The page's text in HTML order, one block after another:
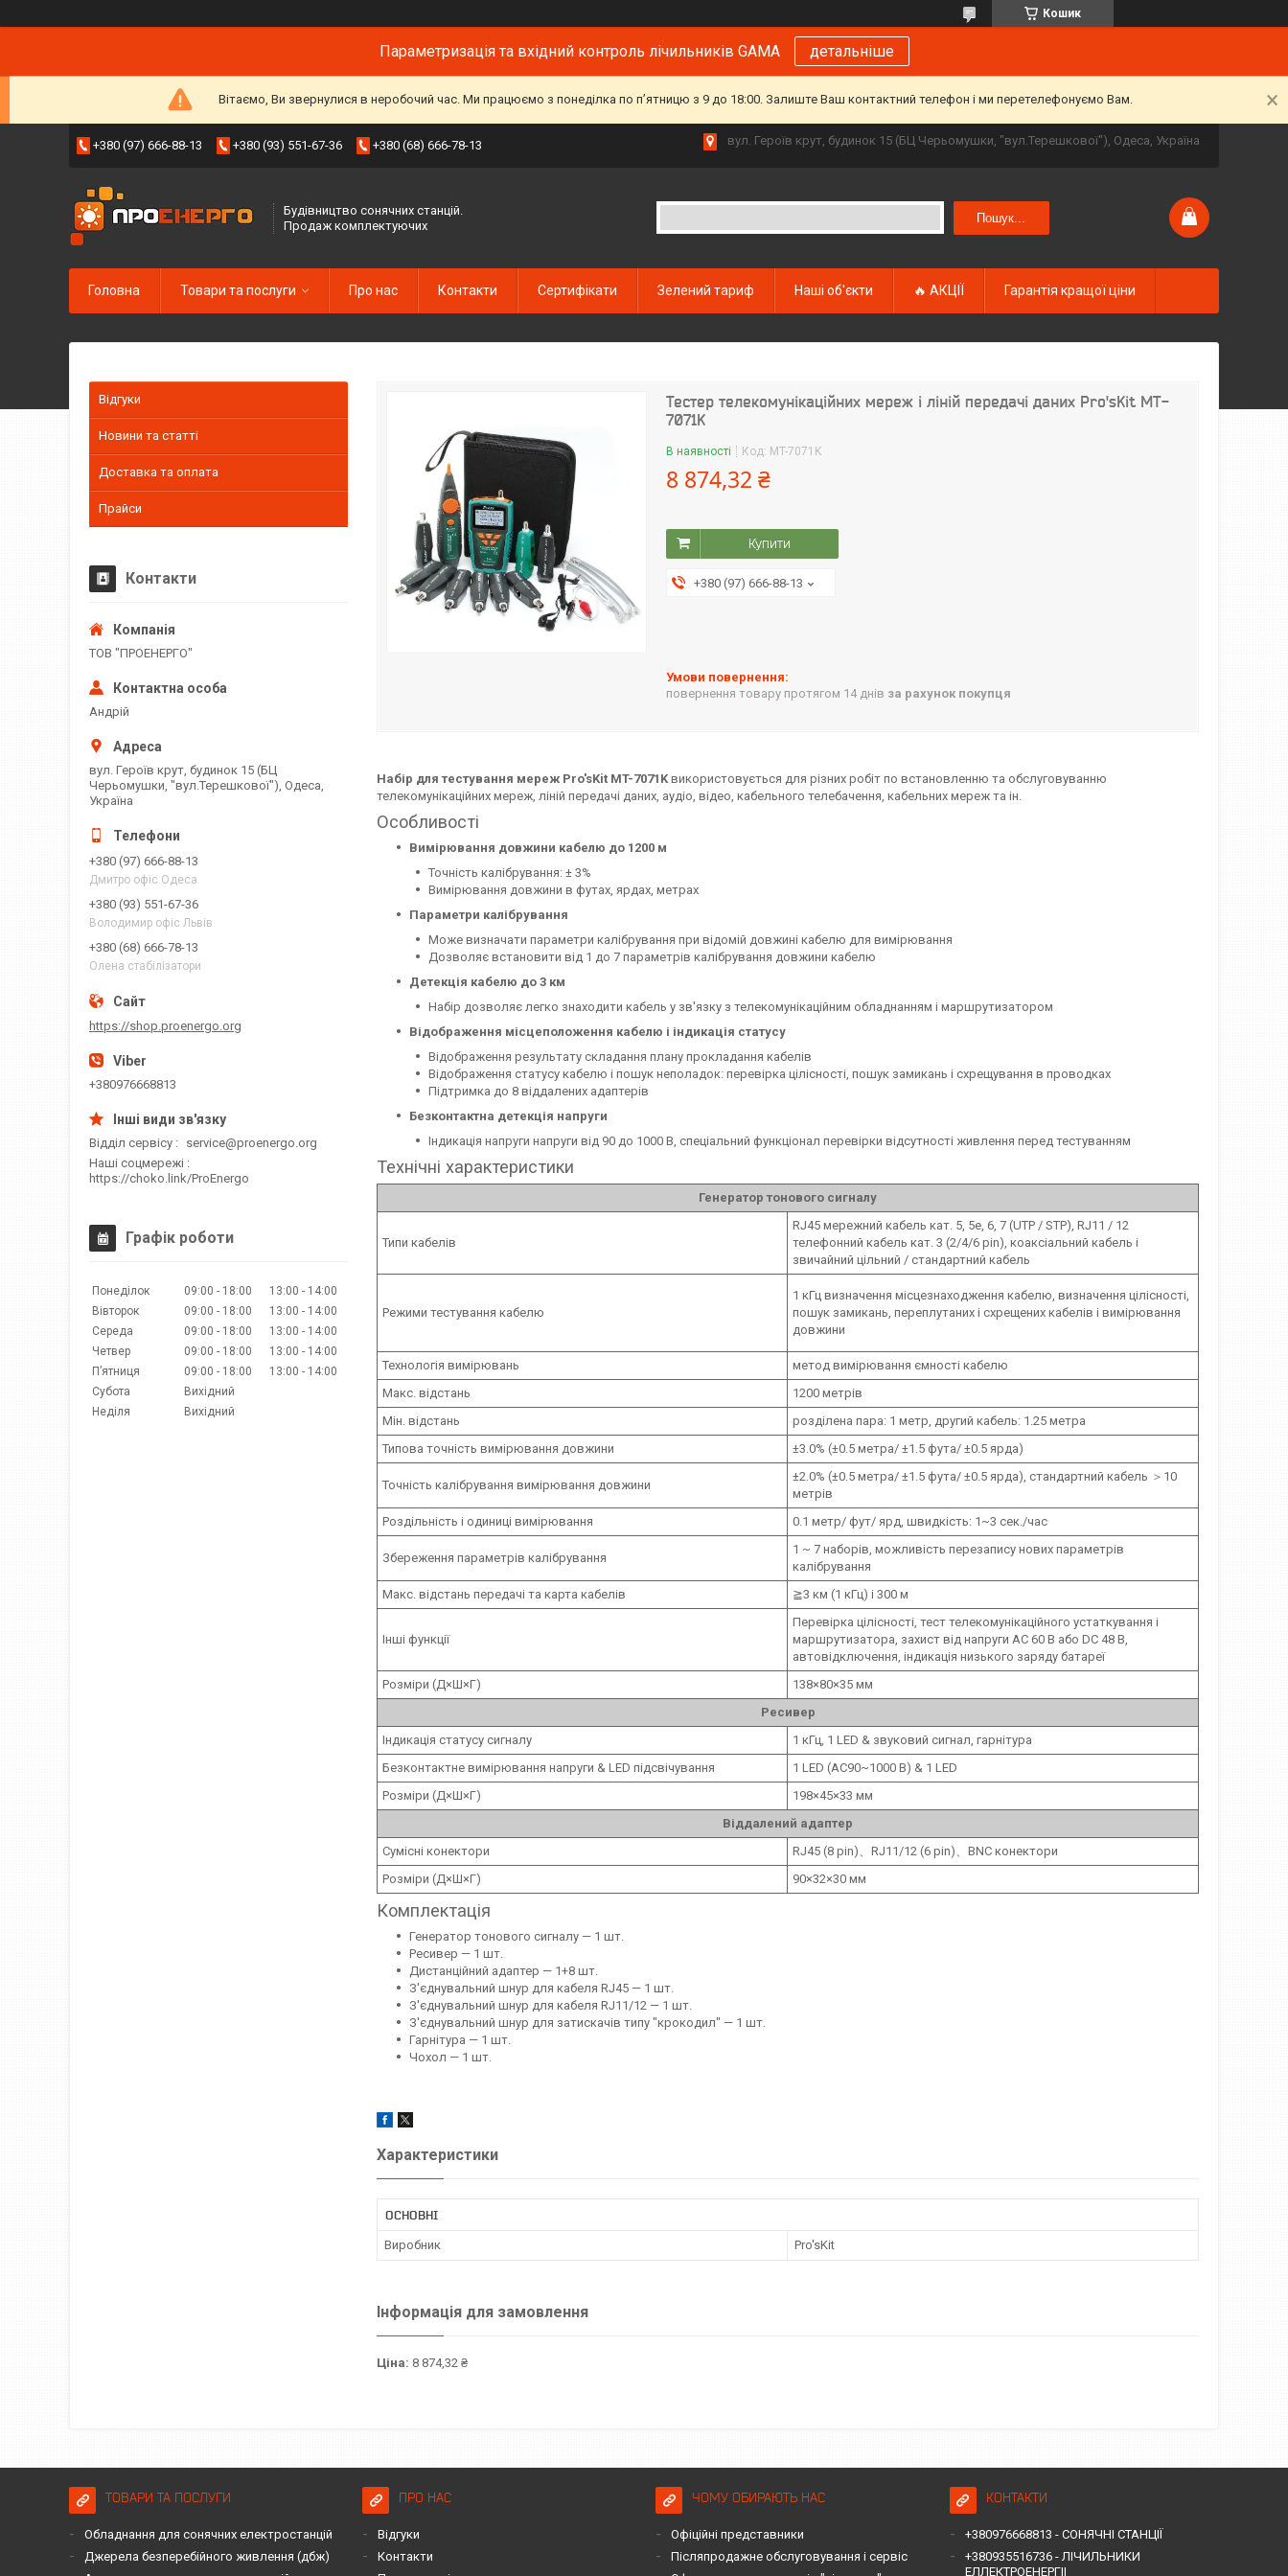
Кошик
Параметризація та вхідний контроль лічильників GAMA детальніше
Вітаємо, Ви звернулися в неробочий час. Ми працюємо з понеділка по пʼятницю з 9 до 18:00. Залиште Ваш контактний телефон і ми перетелефонуємо Вам.
+380 (97) 666-88-13 +380 (93) 551-67-36 +380 (68) 666-78-13 вул. Героїв крут, будинок 15 (БЦ Черьомушки, "вул.Терешкової"), Одеса, Україна
Будівництво сонячних станцій.
Продаж комплектуючих
Пошук...
Головна Товари та послуги Про нас Контакти Сертифікати Зелений тариф Наші об'єкти 🔥 АКЦІЇ Гарантія кращої ціни
Тестер телекомунікаційних мереж і ліній передачі даних Pro'sKit MT-
7071K
В наявності Код: MT-7071K
8 874,32 ₴
Купити
+380 (97) 666-88-13
повернення товару протягом 14 днів за рахунок покупця
Набір для тестування мереж Pro'sKit MT-7071K використовується для різних робіт по встановленню та обслуговуванню
телекомунікаційних мереж, ліній передачі даних, аудіо, відео, кабельного телебачення, кабельних мереж та ін.
Особливості
Вимірювання довжини кабелю до 1200 м
Точність калібрування: ± 3%
Вимірювання довжини в футах, ярдах, метрах
Параметри калібрування
Може визначати параметри калібрування при відомій довжині кабелю для вимірювання
Дозволяє встановити від 1 до 7 параметрів калібрування довжини кабелю
Детекція кабелю до 3 км
Набір дозволяє легко знаходити кабель у зв'язку з телекомунікаційним обладнанням і маршрутизатором
Відображення місцеположення кабелю і індикація статусу
Відображення результату складання плану прокладання кабелів
Відображення статусу кабелю і пошук неполадок: перевірка цілісності, пошук замикань і схрещування в проводках
Підтримка до 8 віддалених адаптерів
Безконтактна детекція напруги
Індикація напруги напруги від 90 до 1000 В, спеціальний функціонал перевірки відсутності живлення перед тестуванням
Технічні характеристики
Генератор тонового сигналу
Типи кабелів
RJ45 мережний кабель кат. 5, 5e, 6, 7 (UTP / STP), RJ11 / 12
телефонний кабель кат. 3 (2/4/6 pin), коаксіальний кабель і
звичайний цільний / стандартний кабель
Режими тестування кабелю
1 кГц визначення місцезнаходження кабелю, визначення цілісності,
пошук замикань, переплутаних і схрещених кабелів і вимірювання
довжини
Технологія вимірювань
метод вимірювання ємності кабелю
Макс. відстань
1200 метрів
Мін. відстань
розділена пара: 1 метр, другий кабель: 1.25 метра
Типова точність вимірювання довжини
±3.0% (±0.5 метра/ ±1.5 фута/ ±0.5 ярда)
Точність калібрування вимірювання довжини
±2.0% (±0.5 метра/ ±1.5 фута/ ±0.5 ярда), стандартний кабель ＞10
метрів
Роздільність і одиниці вимірювання
0.1 метр/ фут/ ярд, швидкість: 1~3 сек./час
Збереження параметрів калібрування
1 ~ 7 наборів, можливість перезапису нових параметрів
калібрування
Макс. відстань передачі та карта кабелів
≧3 км (1 кГц) і 300 м
Інші функції
Перевірка цілісності, тест телекомунікаційного устаткування і
маршрутизатора, захист від напруги AC 60 В або DC 48 В,
автовідключення, індикація низького заряду батареї
Розміри (Д×Ш×Г)
138×80×35 мм
Ресивер
Індикація статусу сигналу
1 кГц, 1 LED & звуковий сигнал, гарнітура
Безконтактне вимірювання напруги & LED підсвічування
1 LED (AC90~1000 В) & 1 LED
Розміри (Д×Ш×Г)
198×45×33 мм
Віддалений адаптер
Сумісні конектори
RJ45 (8 pin)、RJ11/12 (6 pin)、BNC конектори
Розміри (Д×Ш×Г)
90×32×30 мм
Комплектація
Генератор тонового сигналу — 1 шт.
Ресивер — 1 шт.
Дистанційний адаптер — 1+8 шт.
З'єднувальний шнур для кабеля RJ45 — 1 шт.
З'єднувальний шнур для кабеля RJ11/12 — 1 шт.
З'єднувальний шнур для затискачів типу "крокодил" — 1 шт.
Гарнітура — 1 шт.
Чохол — 1 шт.
Характеристики
ОСНОВНІ
Виробник Pro'sKit
Інформація для замовлення
Ціна: 8 874,32 ₴
Відгуки
Новини та статті
Доставка та оплата
Прайси
Контакти
ТОВ "ПРОЕНЕРГО"
Андрій
вул. Героїв крут, будинок 15 (БЦ
Черьомушки, "вул.Терешкової"), Одеса,
Україна
+380 (97) 666-88-13
Дмитро офіс Одеса
+380 (93) 551-67-36
Володимир офіс Львів
+380 (68) 666-78-13
Олена стабілізатори
https://shop.proenergo.org
+380976668813
Відділ сервісу
service@proenergo.org
Наші соцмережі
https://choko.link/ProEnergo
Графік роботи
Понеділок 09:00 18:00 13:00
14:00
Вівторок
09:00 18:00 13:00
14:00
Середа
09:00 18:00 13:00
14:00
Четвер
09:00 18:00 13:00
14:00
Пʼятниця
09:00 18:00 13:00
14:00
Субота
Вихідний
Неділя
Вихідний
ТОВАРИ ТА ПОСЛУГИ
Обладнання для сонячних електростанцій
Джерела безперебійного живлення (дбж)
ПРО НАС
Відгуки
Контакти
ЧОМУ ОБИРАЮТЬ НАС
Офіційні представники
Післяпродажне обслуговування і сервіс
КОНТАКТИ
+380976668813 - СОНЯЧНІ СТАНЦІЇ
+380935516736 - ЛІЧИЛЬНИКИ
ЕЛЛЕКТРОЕНЕРГІІ